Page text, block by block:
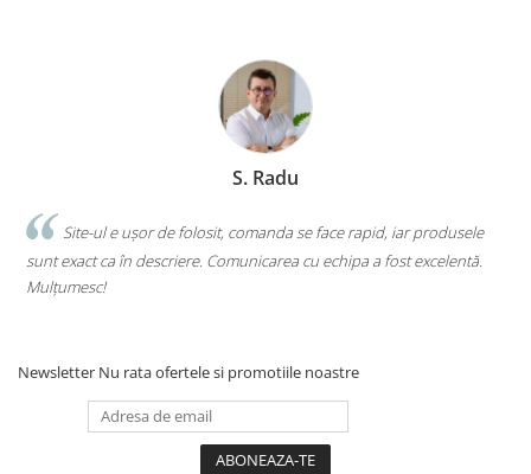
Ficțiune mitologică și istorică
Romane de dragoste
Poezie și teatru
ficțiune
Psihologie și dezvoltare personală
S. Radu
Site-ul e ușor de folosit, comanda se face rapid, iar produsele
sunt exact ca în descriere. Comunicarea cu echipa a fost excelentă.
Mulțumesc!
Newsletter Nu rata ofertele si promotiile noastre